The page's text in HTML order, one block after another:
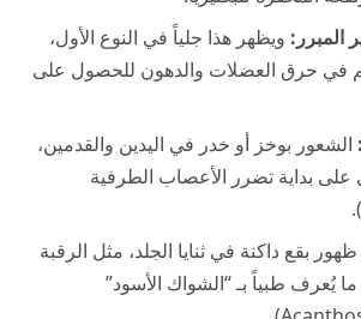
المبرر: ويظهر هذا جلياً في النوع الأول،
في حرق العضلات والدهون للحصول على
الشعور بوخز أو خدر في اليدين والقدمين،
بداية تضرر الأعصاب الطرفية
ظهور بقع داكنة في ثنايا الجلد، مثل الرقبة
ما يُعرف طبياً بـ “الشواك الأسود”